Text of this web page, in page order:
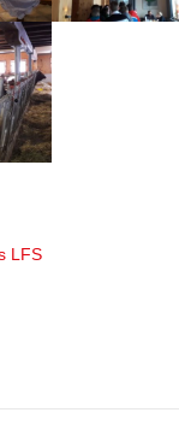
LFS